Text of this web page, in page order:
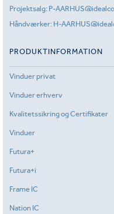
Projektsalg: P-
Håndværker: H-
PRODUKTINFORMATION
Vinduer privat
Vinduer erhverv
Kvalitetssikring og Certifikater
Vinduer
Futura+
Futura+i
Frame IC
Nation IC